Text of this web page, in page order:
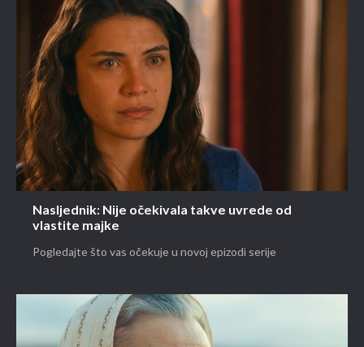
Nasljednik: Nije očekivala takve uvrede od
vlastite majke
Pogledajte što vas očekuje u novoj epizodi serije